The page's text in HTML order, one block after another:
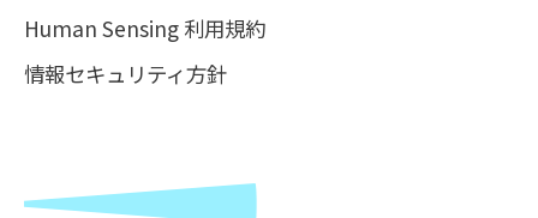
Human Sensing 利用規約
情報セキュリティ方針